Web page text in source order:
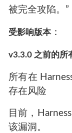
被完全攻陷。”
受影响版本：
v3.3.0 之前的所
所有在
存在风险
目前，
该漏洞。